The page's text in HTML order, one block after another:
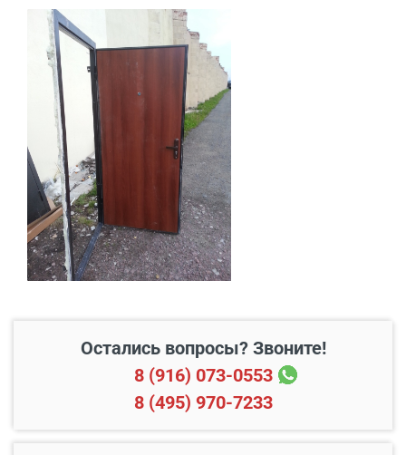
В пределах МКАД и в
радиусе 20 км от него
Свыше 20 км от МКАД 45 руб./км
Подъем до квартиры 200 руб./этаж
Остались вопросы? Звоните!
8 (916) 073-0553
8 (495) 970-7233